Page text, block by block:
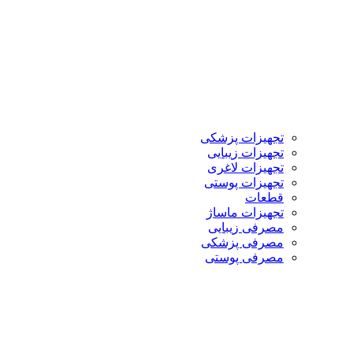
تجهیزات پزشکی
تجهیزات زیبایی
تجهیزات لاغری
تجهیزات پوستی
قطعات
تجهیزات ماساژ
مصرفی زیبایی
مصرفی پزشکی
مصرفی پوستی